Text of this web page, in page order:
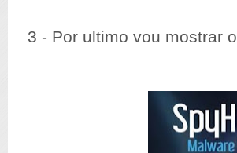
3 - Por ultimo vou mostrar o